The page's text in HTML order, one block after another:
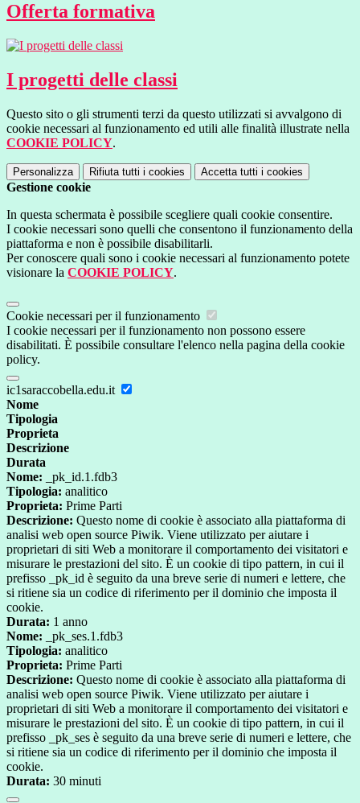
Offerta formativa
I progetti delle classi
Questo sito o gli strumenti terzi da questo utilizzati si avvalgono di
cookie necessari al funzionamento ed utili alle finalità illustrate nella
COOKIE POLICY.
Personalizza Rifiuta tutti i cookies Accetta tutti i cookies
Gestione cookie
In questa schermata è possibile scegliere quali cookie consentire.
I cookie necessari sono quelli che consentono il funzionamento della
piattaforma e non è possibile disabilitarli.
Per conoscere quali sono i cookie necessari al funzionamento potete
visionare la COOKIE POLICY.
Cookie necessari per il funzionamento
I cookie necessari per il funzionamento non possono essere
disabilitati. È possibile consultare l'elenco nella pagina della cookie
policy.
ic1saraccobella.edu.it
Nome
Tipologia
Proprieta
Descrizione
Durata
Nome: _pk_id.1.fdb3
Tipologia: analitico
Proprieta: Prime Parti
Descrizione: Questo nome di cookie è associato alla piattaforma di
analisi web open source Piwik. Viene utilizzato per aiutare i
proprietari di siti Web a monitorare il comportamento dei visitatori e
misurare le prestazioni del sito. È un cookie di tipo pattern, in cui il
prefisso _pk_id è seguito da una breve serie di numeri e lettere, che
si ritiene sia un codice di riferimento per il dominio che imposta il
cookie.
Durata: 1 anno
Nome: _pk_ses.1.fdb3
Tipologia: analitico
Proprieta: Prime Parti
Descrizione: Questo nome di cookie è associato alla piattaforma di
analisi web open source Piwik. Viene utilizzato per aiutare i
proprietari di siti Web a monitorare il comportamento dei visitatori e
misurare le prestazioni del sito. È un cookie di tipo pattern, in cui il
prefisso _pk_ses è seguito da una breve serie di numeri e lettere, che
si ritiene sia un codice di riferimento per il dominio che imposta il
cookie.
Durata: 30 minuti